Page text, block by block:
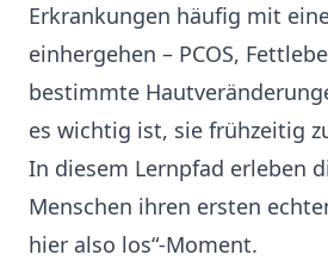
Erkrankungen häufig mit
einhergehen – PCOS,
bestimmte
es wichtig ist, sie frühzeitig
In diesem Lernpfad erleben
Menschen ihren ersten
hier also los“-Moment.